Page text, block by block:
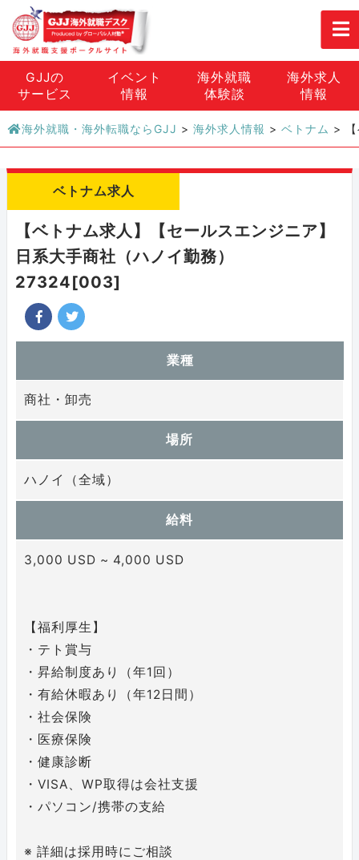
GJJの
サービス
イベント
情報
海外就職
体験談
海外求人
情報
海外就職・海外転職ならGJJ > 海外求人情報 > ベトナム >
ベトナム求人
【ベトナム求人】【セールスエンジニア】
日系大手商社（ハノイ勤務）
27324[003]
業種
商社・卸売
場所
ハノイ（全域）
給料
3,000 USD ~ 4,000 USD
【福利厚生】
・テト賞与
・昇給制度あり（年1回）
・有給休暇あり（年12日間）
・社会保険
・医療保険
・健康診断
・VISA、WP取得は会社支援
・パソコン/携帯の支給
※ 詳細は採用時にご相談